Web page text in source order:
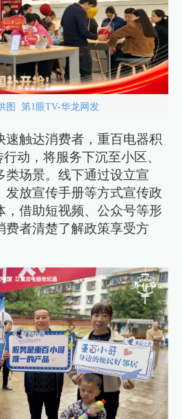
图 第1眼TV-华龙网发
速触达消费者，重百电器积
动，将服务下沉至小区、
类场景。线下通过设立宣
发放宣传手册等方式宣传政
，借助短视频、公众号等形
费者清楚了解政策享受方